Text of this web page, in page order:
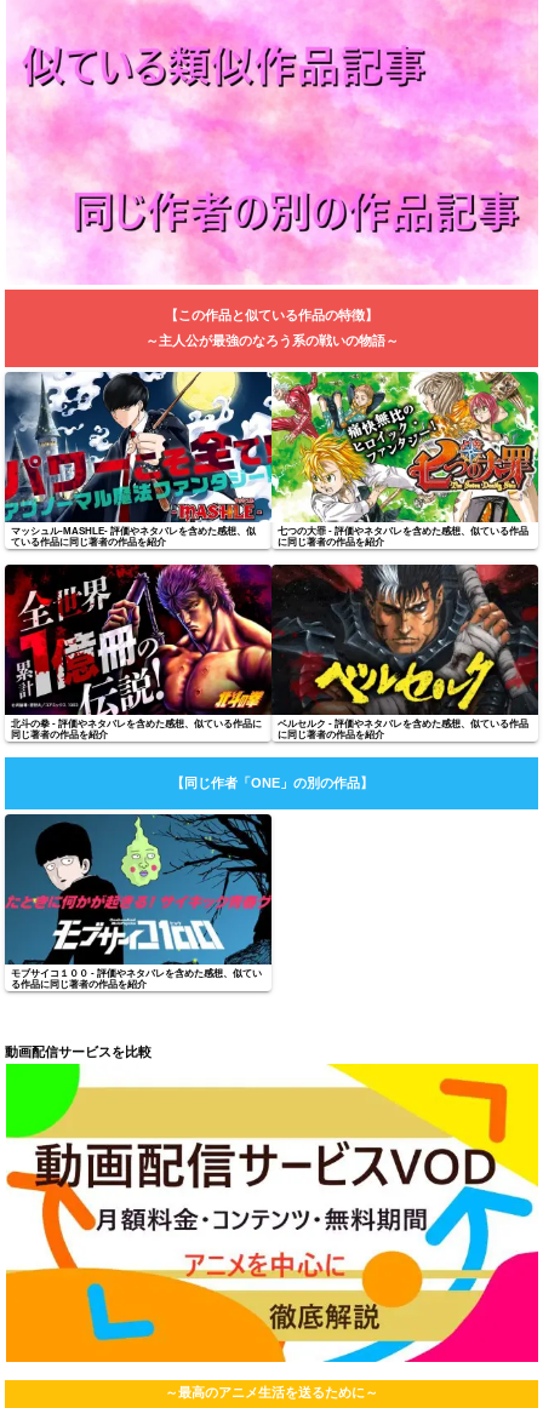
【この作品と似ている作品の特徴】
～主人公が最強のなろう系の戦いの物語～
マッシュル-MASHLE- 評価やネタバレを含めた感想、似
ている作品に同じ著者の作品を紹介
七つの大罪 - 評価やネタバレを含めた感想、似ている作品
に同じ著者の作品を紹介
北斗の拳 - 評価やネタバレを含めた感想、似ている作品に
同じ著者の作品を紹介
ベルセルク - 評価やネタバレを含めた感想、似ている作品
に同じ著者の作品を紹介
【同じ作者「ONE」の別の作品】
モブサイコ１００ - 評価やネタバレを含めた感想、似てい
る作品に同じ著者の作品を紹介
動画配信サービスを比較
～最高のアニメ生活を送るために～